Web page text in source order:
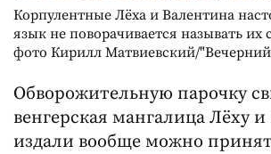
Корпулентные Лёха и Валентина
язык не поворачивается называть
фото Кирилл Матвиевский/"Вечерний
Обворожительную парочку
венгерская мангалица Лёху
издали вообще можно